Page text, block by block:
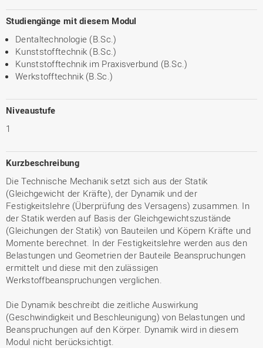
Studiengänge mit diesem Modul
Dentaltechnologie (B.Sc.)
Kunststofftechnik (B.Sc.)
Kunststofftechnik im Praxisverbund (B.Sc.)
Werkstofftechnik (B.Sc.)
Niveaustufe
1
Kurzbeschreibung
Die Technische Mechanik setzt sich aus der Statik
(Gleichgewicht der Kräfte), der Dynamik und der
Festigkeitslehre (Überprüfung des Versagens) zusammen. In
der Statik werden auf Basis der Gleichgewichtszustände
(Gleichungen der Statik) von Bauteilen und Köpern Kräfte und
Momente berechnet. In der Festigkeitslehre werden aus den
Belastungen und Geometrien der Bauteile Beanspruchungen
ermittelt und diese mit den zulässigen
Werkstoffbeanspruchungen verglichen.
Die Dynamik beschreibt die zeitliche Auswirkung
(Geschwindigkeit und Beschleunigung) von Belastungen und
Beanspruchungen auf den Körper. Dynamik wird in diesem
Modul nicht berücksichtigt.